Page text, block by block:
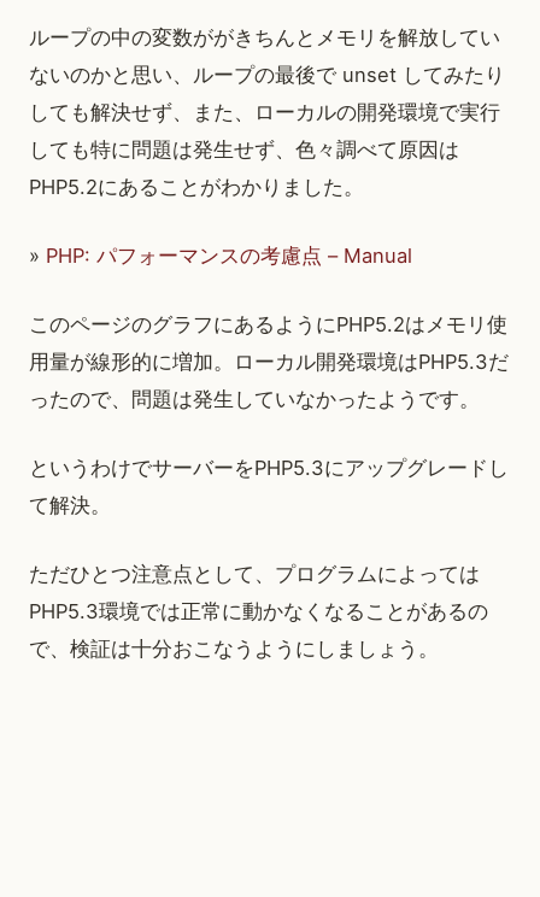
ループの中の変数ががきちんとメモリを解放してい
ないのかと思い、ループの最後で unset してみたり
しても解決せず、また、ローカルの開発環境で実行
しても特に問題は発生せず、色々調べて原因は
PHP5.2にあることがわかりました。
» PHP: パフォーマンスの考慮点 – Manual
このページのグラフにあるようにPHP5.2はメモリ使
用量が線形的に増加。ローカル開発環境はPHP5.3だ
ったので、問題は発生していなかったようです。
というわけでサーバーをPHP5.3にアップグレードし
て解決。
ただひとつ注意点として、プログラムによっては
PHP5.3環境では正常に動かなくなることがあるの
で、検証は十分おこなうようにしましょう。